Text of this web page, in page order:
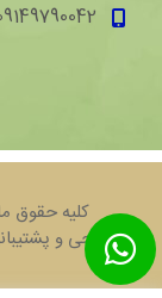
کلیه حقوق
طراحی و پشتیبانی |